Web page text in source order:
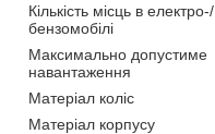
Кількість місць в електро-/
бензомобілі
Максимально допустиме
навантаження
Матеріал коліс
Матеріал корпусу